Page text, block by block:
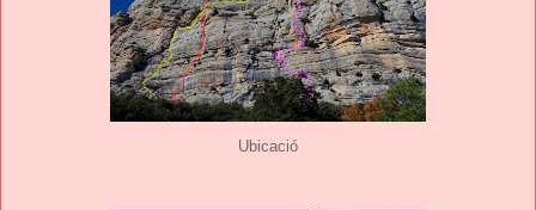
Ubicació